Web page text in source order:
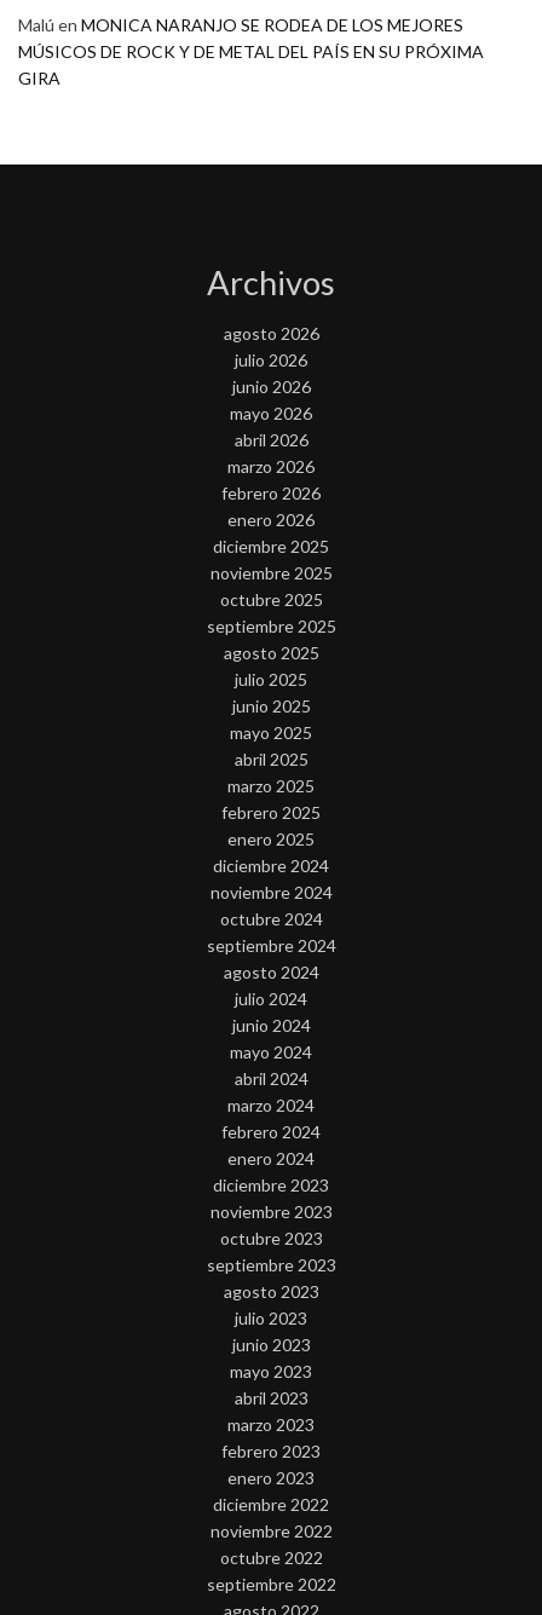
Malú en MONICA NARANJO SE RODEA DE LOS MEJORES
MÚSICOS DE ROCK Y DE METAL DEL PAÍS EN SU PRÓXIMA
GIRA
Archivos
agosto 2026
julio 2026
junio 2026
mayo 2026
abril 2026
marzo 2026
febrero 2026
enero 2026
diciembre 2025
noviembre 2025
octubre 2025
septiembre 2025
agosto 2025
julio 2025
junio 2025
mayo 2025
abril 2025
marzo 2025
febrero 2025
enero 2025
diciembre 2024
noviembre 2024
octubre 2024
septiembre 2024
agosto 2024
julio 2024
junio 2024
mayo 2024
abril 2024
marzo 2024
febrero 2024
enero 2024
diciembre 2023
noviembre 2023
octubre 2023
septiembre 2023
agosto 2023
julio 2023
junio 2023
mayo 2023
abril 2023
marzo 2023
febrero 2023
enero 2023
diciembre 2022
noviembre 2022
octubre 2022
septiembre 2022